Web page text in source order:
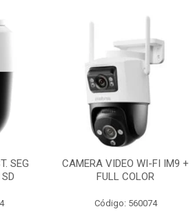
SEG
CAMERA VIDEO WI-FI IM9 +
FULL COLOR
Código: 560074